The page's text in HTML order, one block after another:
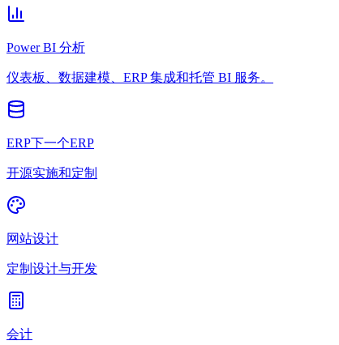
Power BI 分析
仪表板、数据建模、ERP 集成和托管 BI 服务。
ERP下一个ERP
开源实施和定制
网站设计
定制设计与开发
会计